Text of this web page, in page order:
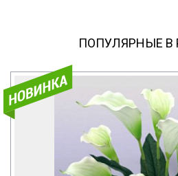
ПОПУЛЯРНЫЕ В